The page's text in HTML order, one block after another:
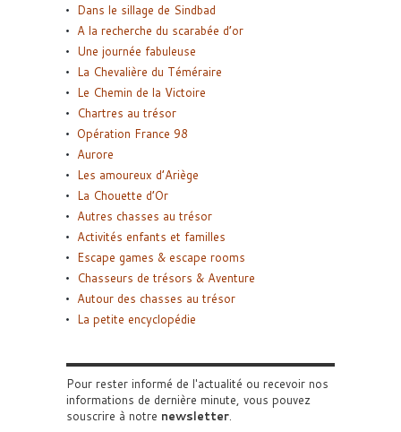
Dans le sillage de Sindbad
A la recherche du scarabée d’or
Une journée fabuleuse
La Chevalière du Téméraire
Le Chemin de la Victoire
Chartres au trésor
Opération France 98
Aurore
Les amoureux d’Ariège
La Chouette d’Or
Autres chasses au trésor
Activités enfants et familles
Escape games & escape rooms
Chasseurs de trésors & Aventure
Autour des chasses au trésor
La petite encyclopédie
Pour rester informé de l'actualité ou recevoir nos
informations de dernière minute, vous pouvez
souscrire à notre newsletter.